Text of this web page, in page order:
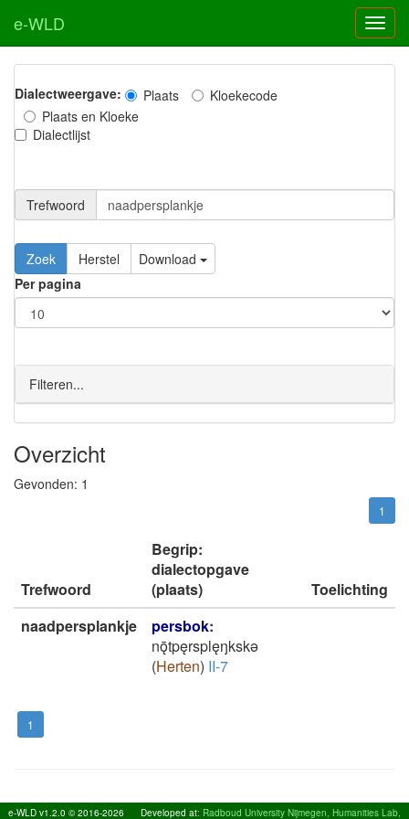
e-WLD
Dialectweergave: Plaats
Kloekecode
Plaats en Kloeke
Dialectlijst
Trefwoord
Download
Per pagina
Filteren...
Overzicht
Gevonden: 1
1
Trefwoord
Begrip:
dialectopgave
(plaats)
Toelichting
naadpersplankje
persbok:
nǭtpęrsplęŋkskǝ
(Herten) II-7
1
e-WLD v1.2.0 © 2016-2026 Developed at: Radboud University Nijmegen, Humanities Lab,